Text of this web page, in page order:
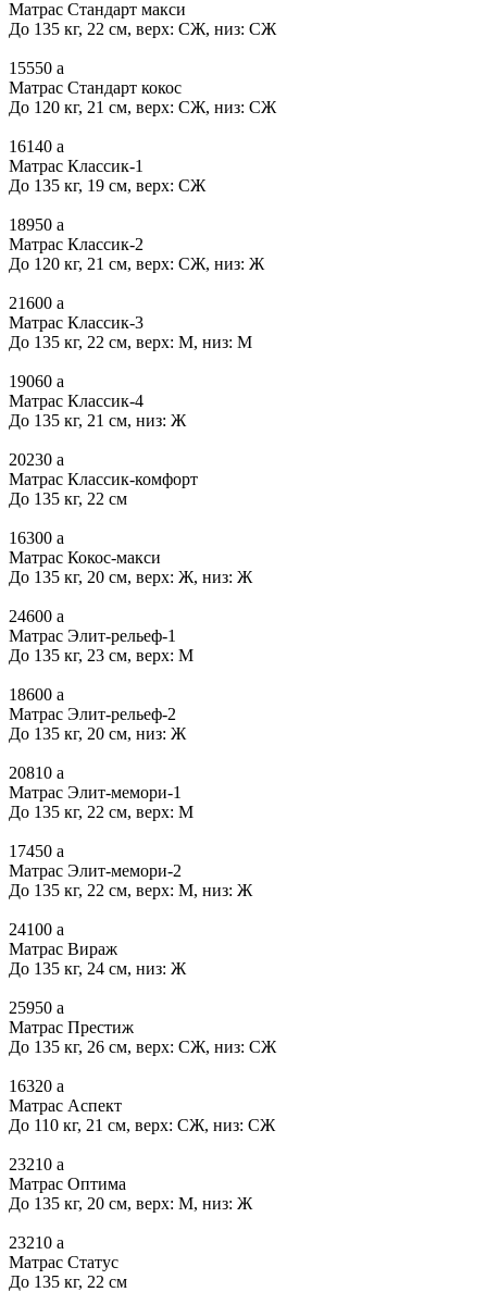
Матрас Стандарт макси
До 135 кг, 22 см, верх: СЖ, низ: СЖ
15550 a
Матрас Стандарт кокос
До 120 кг, 21 см, верх: СЖ, низ: СЖ
16140 a
Матрас Классик-1
До 135 кг, 19 см, верх: СЖ
18950 a
Матрас Классик-2
До 120 кг, 21 см, верх: СЖ, низ: Ж
21600 a
Матрас Классик-3
До 135 кг, 22 см, верх: М, низ: М
19060 a
Матрас Классик-4
До 135 кг, 21 см, низ: Ж
20230 a
Матрас Классик-комфорт
До 135 кг, 22 см
16300 a
Матрас Кокос-макси
До 135 кг, 20 см, верх: Ж, низ: Ж
24600 a
Матрас Элит-рельеф-1
До 135 кг, 23 см, верх: М
18600 a
Матрас Элит-рельеф-2
До 135 кг, 20 см, низ: Ж
20810 a
Матрас Элит-мемори-1
До 135 кг, 22 см, верх: М
17450 a
Матрас Элит-мемори-2
До 135 кг, 22 см, верх: М, низ: Ж
24100 a
Матрас Вираж
До 135 кг, 24 см, низ: Ж
25950 a
Матрас Престиж
До 135 кг, 26 см, верх: СЖ, низ: СЖ
16320 a
Матрас Аспект
До 110 кг, 21 см, верх: СЖ, низ: СЖ
23210 a
Матрас Оптима
До 135 кг, 20 см, верх: М, низ: Ж
23210 a
Матрас Статус
До 135 кг, 22 см